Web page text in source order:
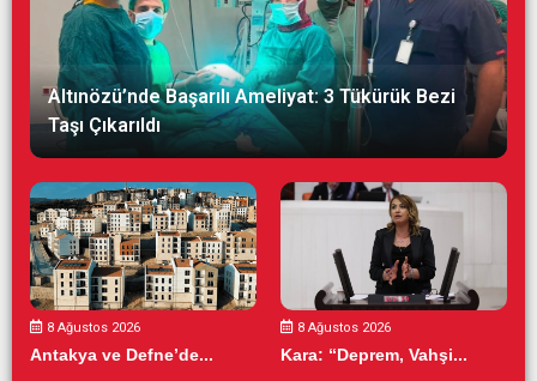
Altınözü’nde Başarılı Ameliyat: 3 Tükürük Bezi
Taşı Çıkarıldı
8 Ağustos 2026
Antakya ve Defne’de...
8 Ağustos 2026
Kara: “Deprem, Vahşi...